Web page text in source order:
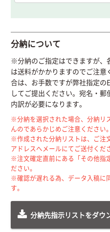
分納について
※分納のご指定はできますが、
は送料がかかりますのでご注
合は、お手数ですが弊社指定の
してご提出ください。宛名・
内訳が必要になります。
※分納を選択された場合、分納リ
んのであらかじめご注意ください。
※作成された分納リストは、ご注
アドレスへメールにてご送付くだ
※注文確定直前にある「その他指
ださい。
※確認が遅れる為、データ入稿に
す。
分納先指示リストをダウ